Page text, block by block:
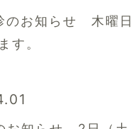
お知らせ 木曜日
す。